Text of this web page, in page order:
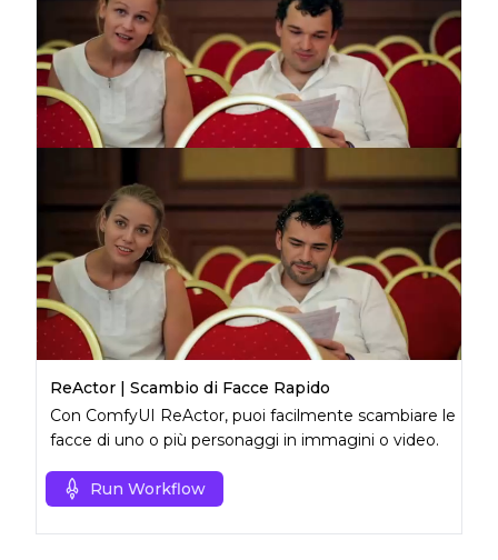
ReActor | Scambio di Facce Rapido
Con ComfyUI ReActor, puoi facilmente scambiare le
facce di uno o più personaggi in immagini o video.
Run Workflow